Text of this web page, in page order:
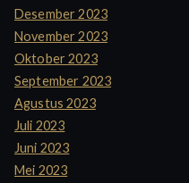
Desember 2023
November 2023
Oktober 2023
September 2023
Agustus 2023
Juli 2023
Juni 2023
Mei 2023